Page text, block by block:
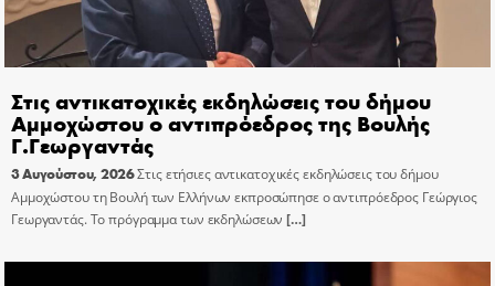
Στις αντικατοχικές εκδηλώσεις του δήμου
Αμμοχώστου ο αντιπρόεδρος της Βουλής
Γ.Γεωργαντάς
3 Αυγούστου, 2026Στις ετήσιες αντικατοχικές εκδηλώσεις του δήμου
Αμμοχώστου τη Βουλή των Ελλήνων εκπροσώπησε ο αντιπρόεδρος Γεώργιος
Γεωργαντάς. Το πρόγραμμα των εκδηλώσεων […]